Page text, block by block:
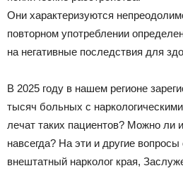
Они характеризуются
повторном употреблении
на негативные последствия для
В 2025 году в нашем регионе
тысяч больных с
лечат таких пациентов? Можно ли
навсегда? На эти и другие
внештатный нарколог края,